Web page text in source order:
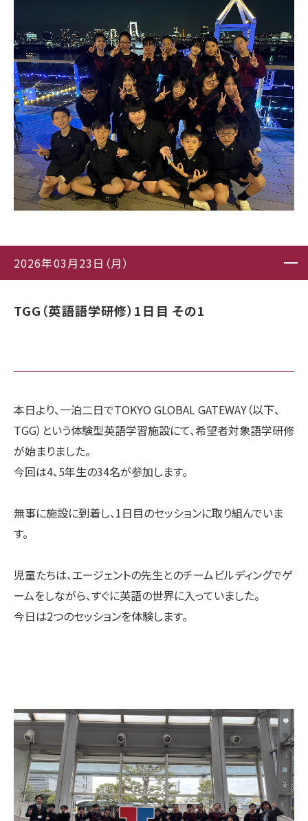
2026年03月23日（月）
TGG（英語語学研修）1日目 その1
本日より、一泊二日でTOKYO GLOBAL GATEWAY（以下、
TGG）という体験型英語学習施設にて、希望者対象語学研修
が始まりました。
今回は4、5年生の34名が参加します。
無事に施設に到着し、1日目のセッションに取り組んでいま
す。
児童たちは、エージェントの先生とのチームビルディングでゲ
ームをしながら、すぐに英語の世界に入っていました。
今日は2つのセッションを体験します。